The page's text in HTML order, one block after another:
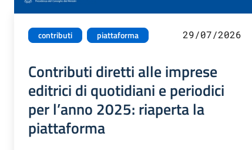
contributi piattaforma 29/07/2026
Contributi diretti alle imprese
editrici di quotidiani e periodici
per l’anno 2025: riaperta la
piattaforma